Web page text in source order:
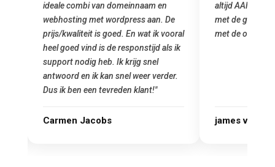
altijd AAN (: fijne prijzen vergeleken
met de grote jongens en dus nu al blij
met de overstap!"
james van oranje
het installeren
was meteen
gemaakt. Top
Marcel Thijs